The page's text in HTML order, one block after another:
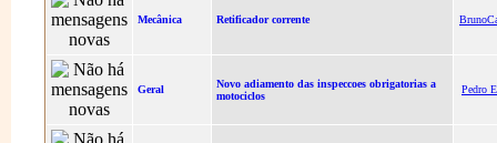
Mecânica Retificador corrente
Geral
Novo adiamento das inspeccoes obrigatorias a
motociclos
Pedro